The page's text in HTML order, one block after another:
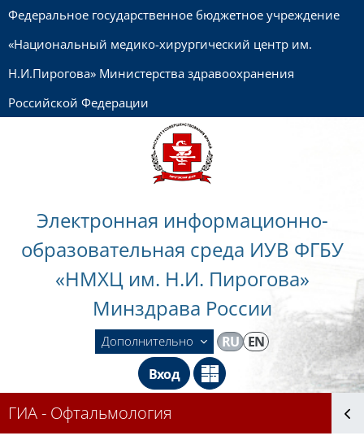
Перейти к основному содержанию
Федеральное государственное бюджетное учреждение
«Национальный медико-хирургический центр им.
Н.И.Пирогова» Министерства здравоохранения
Российской Федерации
Электронная информационно-
образовательная среда ИУВ ФГБУ
«НМХЦ им. Н.И. Пирогова»
Минздрава России
Дополнительно RU EN
Вход
ГИА - Офтальмология